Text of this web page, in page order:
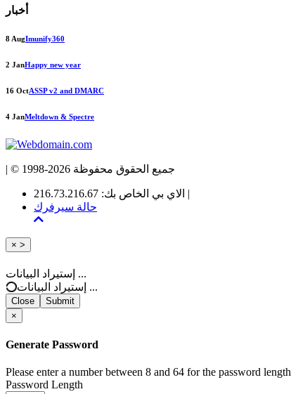
أخبار
8 AugImunify360
2 JanHappy new year
16 OctASSP v2 and DMARC
4 JanMeltdown & Spectre
| © 1998-2026 جميع الحقوق محفوظة
الاي بي الخاص بك: 216.73.216.67 |
حالة سيرفرك
× Close
>
إستيراد البيانات ...
إستيراد البيانات ...
Close
Submit
×
Generate Password
Please enter a number between 8 and 64 for the password length
Password Length